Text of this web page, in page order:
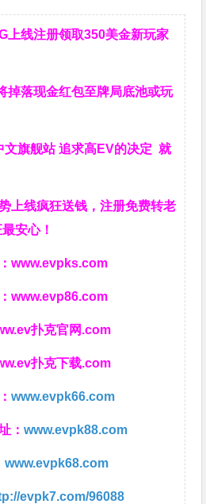
上线注册领取350美金新玩家
掉落现金红包至牌局底池或玩
文旗舰站追求高EV的决定就
上线疯狂送钱，注册免费转老
安心！
www.evpks.com
www.evp86.com
扑克官网.com
扑克下载.com
www.evpk66.com
：www.evpk88.com
www.evpk68.com
evpk7.com/96088